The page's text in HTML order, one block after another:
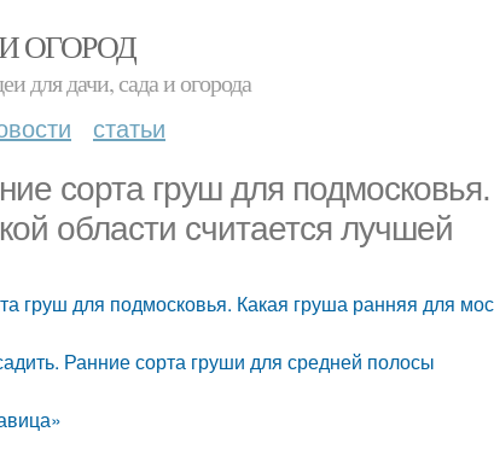
ОГОРОД
для дачи, сада и огорода
статьи
сорта груш для
области считается лучшей
груш для подмосковья. Какая груша ранняя для
Ранние сорта груши для средней полосы